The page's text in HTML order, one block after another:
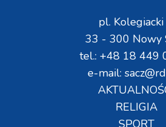
pl.
33 - 300 Nowy
tel.: +48 18 449
e-mail:
RELIGIA
SPORT